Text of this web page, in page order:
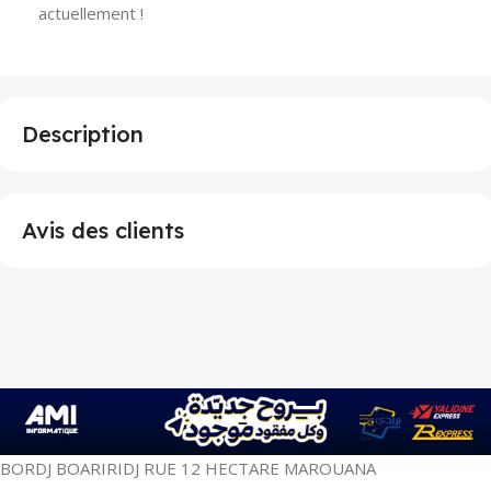
actuellement !
Description
Avis des clients
BORDJ BOARIRIDJ RUE 12 HECTARE MAROUANA